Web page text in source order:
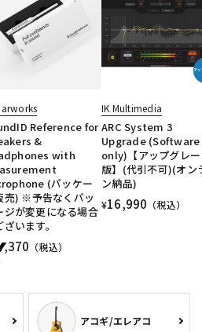
Reference for
&
with
(パッケー
売) ※予告なくパッ
ジが変更になる場合
ざいます。
（税込）
IK Multimedia
ARC System 3
Upgrade (Software
only)【アップグレ
版】(代引不可)(オン
ン納品)
¥16,990 （税込）
アコギ/エレアコ